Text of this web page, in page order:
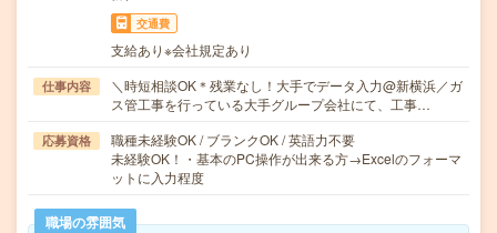
交通費
支給あり※会社規定あり
仕事内容
＼時短相談OK＊残業なし！大手でデータ入力@新横浜／ガ
ス管工事を行っている大手グループ会社にて、工事…
応募資格
職種未経験OK / ブランクOK / 英語力不要
未経験OK！・基本のPC操作が出来る方→Excelのフォーマ
ットに入力程度
職場の雰囲気